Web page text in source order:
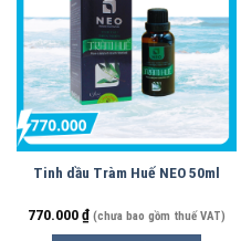
Tinh dầu Tràm Huế NEO 50ml
770.000₫ (chưa bao gồm thuế VAT)